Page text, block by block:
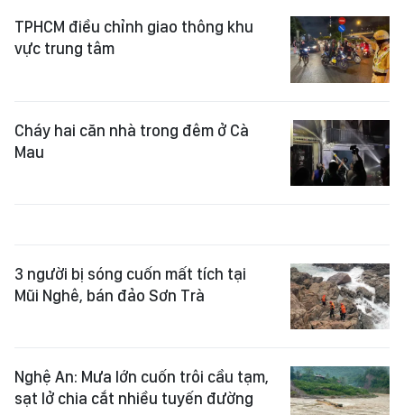
TPHCM điều chỉnh giao thông khu
vực trung tâm
Cháy hai căn nhà trong đêm ở Cà
Mau
3 người bị sóng cuốn mất tích tại
Mũi Nghê, bán đảo Sơn Trà
Nghệ An: Mưa lớn cuốn trôi cầu tạm,
sạt lở chia cắt nhiều tuyến đường